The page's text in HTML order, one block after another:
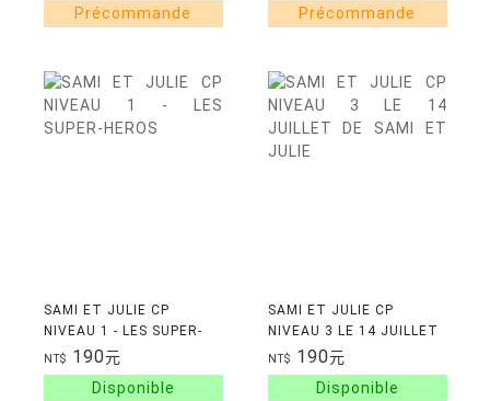
SAMI ET JULIE CP
NIVEAU 1 - LES SUPER-
HEROS
NT$ 190元
SAMI ET JULIE CP
NIVEAU 3 LE 14 JUILLET
DE SAMI ET JULIE
NT$ 190元